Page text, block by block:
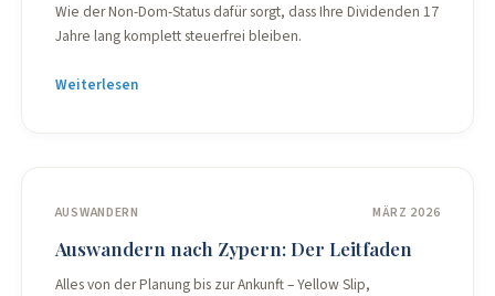
Wie der Non-Dom-Status dafür sorgt, dass Ihre Dividenden 17
Jahre lang komplett steuerfrei bleiben.
Weiterlesen
AUSWANDERN MÄRZ 2026
Auswandern nach Zypern: Der Leitfaden
Alles von der Planung bis zur Ankunft – Yellow Slip,